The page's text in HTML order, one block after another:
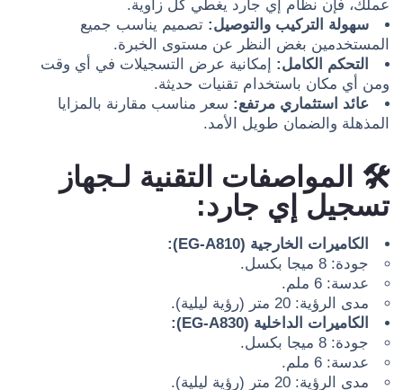
عملك، فإن نظام إي جارد يغطي كل زاوية.
سهولة التركيب والتوصيل: تصميم يناسب جميع
المستخدمين بغض النظر عن مستوى الخبرة.
التحكم الكامل: إمكانية عرض التسجيلات في أي وقت
ومن أي مكان باستخدام تقنيات حديثة.
عائد استثماري مرتفع: سعر مناسب مقارنة بالمزايا
المذهلة والضمان طويل الأمد.
🛠️ المواصفات التقنية لـجهاز
تسجيل إي جارد:
الكاميرات الخارجية (EG-A810):
جودة: 8 ميجا بكسل.
عدسة: 6 ملم.
مدى الرؤية: 20 متر (رؤية ليلية).
الكاميرات الداخلية (EG-A830):
جودة: 8 ميجا بكسل.
عدسة: 6 ملم.
مدى الرؤية: 20 متر (رؤية ليلية).